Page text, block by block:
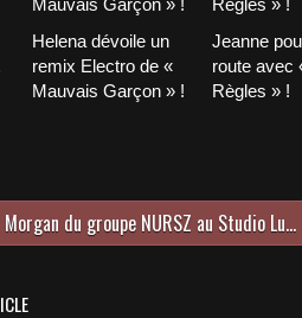
Helena dévoile un
remix Electro de «
Mauvais Garçon » !
Jeanne
route avec
Règles » !
Rencontre avec Morgan du groupe NURSZ au Studio Luna Rossa à l’occasion de la parution de leur premier EP !